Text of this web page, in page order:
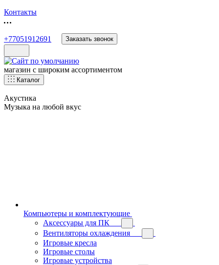
Контакты
+77051912691 Заказать звонок
магазин с широким ассортиментом
Каталог
Акустика
Музыка на любой вкус
Компьютеры и комплектующие
Аксессуары для ПК
Вентиляторы охлаждения
Игровые кресла
Игровые столы
Игровые устройства